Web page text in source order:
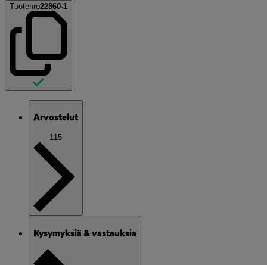
Tuotenro22860-1
Arvostelut
115
Kysymyksiä & vastauksia